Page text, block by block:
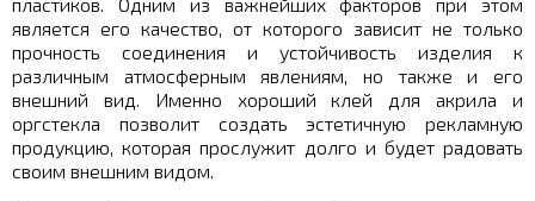
пластиков. Одним из важнейших факторов при этом
является его качество, от которого зависит не только
прочность соединения и устойчивость изделия к
различным атмосферным явлениям, но также и его
внешний вид. Именно хороший клей для акрила и
оргстекла позволит создать эстетичную рекламную
продукцию, которая прослужит долго и будет радовать
своим внешним видом.